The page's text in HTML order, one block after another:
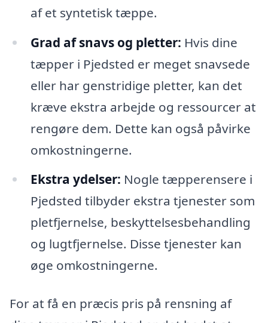
af et syntetisk tæppe.
Grad af snavs og pletter: Hvis dine
tæpper i Pjedsted er meget snavsede
eller har genstridige pletter, kan det
kræve ekstra arbejde og ressourcer at
rengøre dem. Dette kan også påvirke
omkostningerne.
Ekstra ydelser: Nogle tæpperensere i
Pjedsted tilbyder ekstra tjenester som
pletfjernelse, beskyttelsesbehandling
og lugtfjernelse. Disse tjenester kan
øge omkostningerne.
For at få en præcis pris på rensning af